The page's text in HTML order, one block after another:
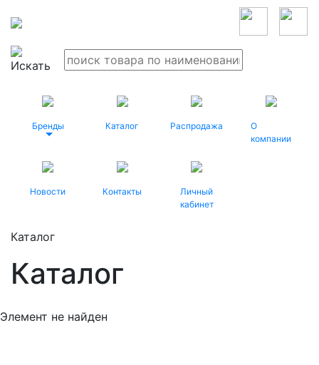
Бренды Каталог Распродажа
О
компании
Новости Контакты
Личный
кабинет
Каталог
Каталог
Элемент не найден